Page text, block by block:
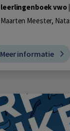
vwo
Meester,
Meer informatie